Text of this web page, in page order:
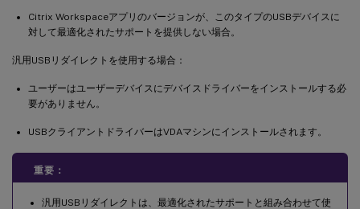
Citrix Workspaceアプリのバージョンが、このタイプのUSBデバイスに
対して最適化されたサポートを提供しない場合。
汎用USBリダイレクトを使用する場合：
ユーザーはユーザーデバイスにデバイスドライバーをインストールする必
要がありません。
USBクライアントドライバーはVDAマシンにインストールされます。
重要：
汎用USBリダイレクトは、最適化されたサポートと組み合わせて使